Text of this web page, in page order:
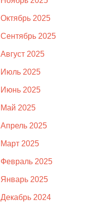
Октябрь 2025
Сентябрь 2025
Август 2025
Июль 2025
Июнь 2025
Май 2025
Апрель 2025
Март 2025
Февраль 2025
Январь 2025
Декабрь 2024